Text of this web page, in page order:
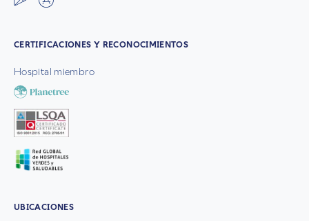
CERTIFICACIONES Y RECONOCIMIENTOS
Hospital miembro
UBICACIONES